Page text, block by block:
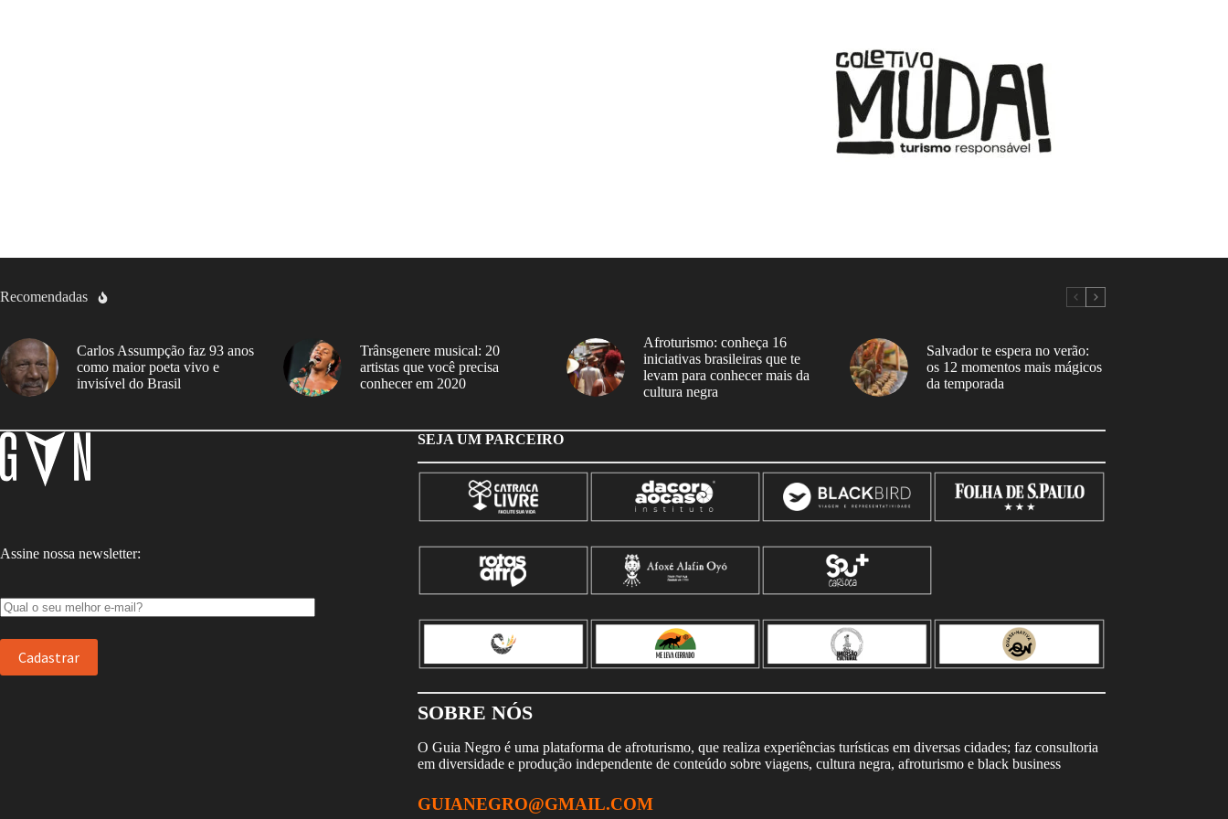
Recomendadas
Carlos Assumpção faz 93 anos
como maior poeta vivo e
invisível do Brasil
Trânsgenere musical: 20
artistas que você precisa
conhecer em 2020
Afroturismo: conheça 16
iniciativas brasileiras que te
levam para conhecer mais da
cultura negra
Salvador te espera no verão:
os 12 momentos mais mágicos
da temporada
Assine nossa newsletter:
SEJA UM PARCEIRO
SOBRE NÓS
O Guia Negro é uma plataforma de afroturismo, que realiza experiências turísticas em diversas cidades; faz consultoria
em diversidade e produção independente de conteúdo sobre viagens, cultura negra, afroturismo e black business
GUIANEGRO@GMAIL.COM